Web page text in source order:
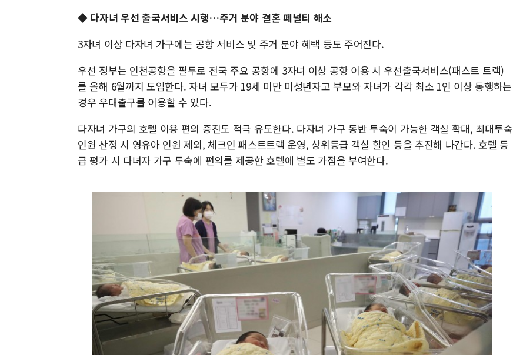
◆ 다자녀 우선 출국서비스 시행…주거 분야 결혼 페널티 해소
3자녀 이상 다자녀 가구에는 공항 서비스 및 주거 분야 혜택 등도 주어진다.
우선 정부는 인천공항을 필두로 전국 주요 공항에 3자녀 이상 공항 이용 시 우선출국서비스(패스트 트랙)
를 올해 6월까지 도입한다. 자녀 모두가 19세 미만 미성년자고 부모와 자녀가 각각 최소 1인 이상 동행하는
경우 우대출구를 이용할 수 있다.
다자녀 가구의 호텔 이용 편의 증진도 적극 유도한다. 다자녀 가구 동반 투숙이 가능한 객실 확대, 최대투숙
인원 산정 시 영유아 인원 제외, 체크인 패스트트랙 운영, 상위등급 객실 할인 등을 추진해 나간다. 호텔 등
급 평가 시 다녀자 가구 투숙에 편의를 제공한 호텔에 별도 가점을 부여한다.